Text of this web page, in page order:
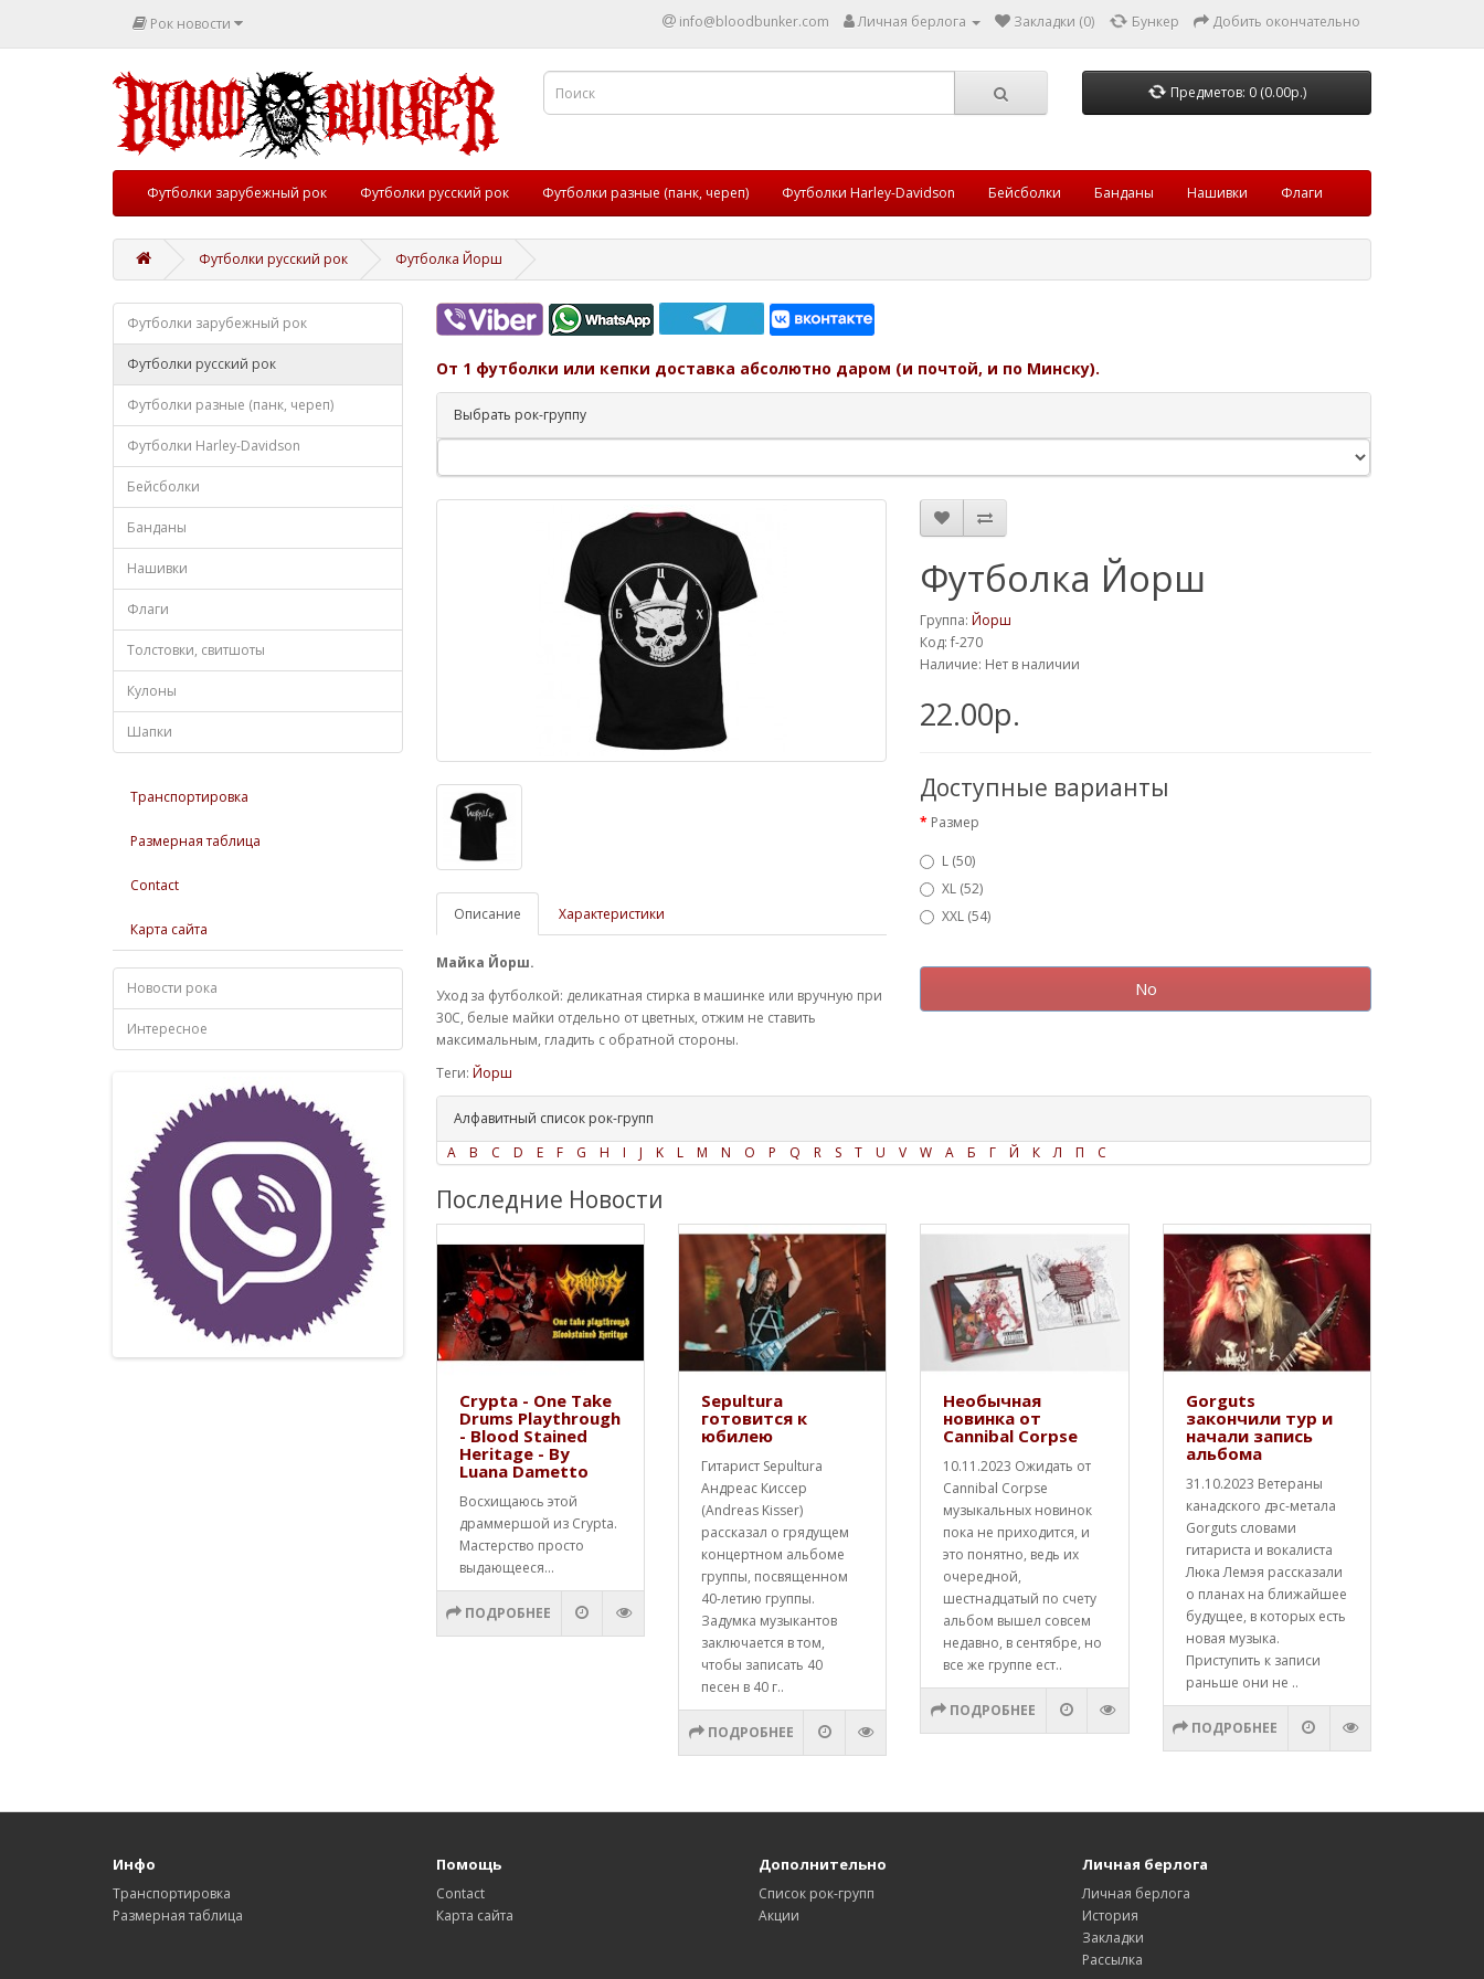
Рок новости info@bloodbunker.com Личная берлога Закладки (0) Бункер Добить окончательно
Предметов: 0 (0.00р.)
Футболки зарубежный рок Футболки русский рок Футболки разные (панк, череп) Футболки Harley-Davidson Бейсболки Банданы Нашивки Флаги
Футболки русский рок Футболка Йорш
Футболки зарубежный рок
Футболки русский рок
Футболки разные (панк, череп)
Футболки Harley-Davidson
Бейсболки
Банданы
Нашивки
Флаги
Толстовки, свитшоты
Кулоны
Шапки
Транспортировка
Размерная таблица
Contact
Карта сайта
Новости рока
Интересное
От 1 футболки или кепки доставка абсолютно даром (и почтой, и по Минску).
Выбрать рок-группу
Описание Характеристики
Майка Йорш.
Уход за футболкой: деликатная стирка в машинке или вручную при
30С, белые майки отдельно от цветных, отжим не ставить
максимальным, гладить с обратной стороны.
Футболка Йорш
Группа:Йорш
Код: f-270
Наличие: Нет в наличии
22.00р.
Доступные варианты
Размер
L (50)
XL (52)
XXL (54)
No
Теги: Йорш
Алфавитный список рок-групп
A
B C D E F G H I J K L M N O P Q R S T U V W А Б Г Й К Л П С
Последние Новости
Crypta - One Take
Drums Playthrough
- Blood Stained
Heritage - By
Luana Dametto
Восхищаюсь этой
драммершой из Crypta.
Мастерство просто
выдающееся...
ПОДРОБНЕЕ
Sepultura
готовится к
юбилею
Гитарист Sepultura
Андреас Киссер
(Andreas Kisser)
рассказал о грядущем
концертном альбоме
группы, посвященном
40-летию группы.
Задумка музыкантов
заключается в том,
чтобы записать 40
песен в 40 г..
ПОДРОБНЕЕ
Необычная
новинка от
Cannibal Corpse
10.11.2023 Ожидать от
Cannibal Corpse
музыкальных новинок
пока не приходится, и
это понятно, ведь их
очередной,
шестнадцатый по счету
альбом вышел совсем
недавно, в сентябре, но
все же группе ест..
ПОДРОБНЕЕ
Gorguts
закончили тур и
начали запись
альбома
31.10.2023 Ветераны
канадского дэс-метала
Gorguts словами
гитариста и вокалиста
Люка Лемэя рассказали
о планах на ближайшее
будущее, в которых есть
новая музыка.
Приступить к записи
раньше они не ..
ПОДРОБНЕЕ
Инфо
Транспортировка
Размерная таблица
Помощь
Contact
Карта сайта
Дополнительно
Список рок-групп
Акции
Личная берлога
Личная берлога
История
Закладки
Рассылка